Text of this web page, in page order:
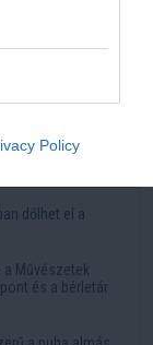
Policy
cm hosszú és
dőlhet el a
Művészetek
és a bérletár